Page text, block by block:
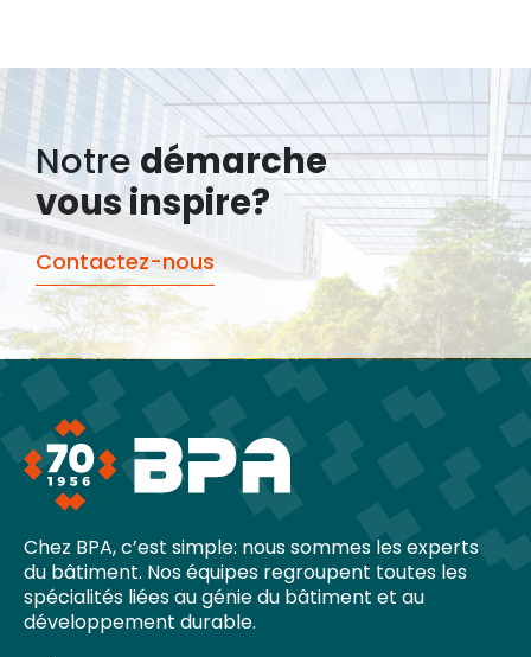
Notre démarche
vous inspire?
Contactez-nous
Chez BPA, c’est simple: nous sommes les experts
du bâtiment. Nos équipes regroupent toutes les
spécialités liées au génie du bâtiment et au
développement durable.